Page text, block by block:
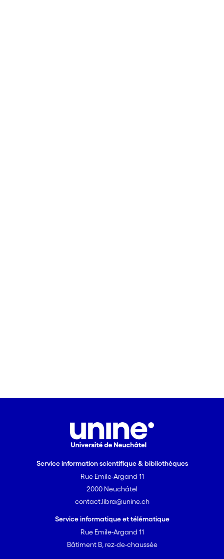
Service information scientifique & bibliothèques
Rue Emile-Argand 11
2000 Neuchâtel
contact.libra@unine.ch
Service informatique et télématique
Rue Emile-Argand 11
Bâtiment B, rez-de-chaussée